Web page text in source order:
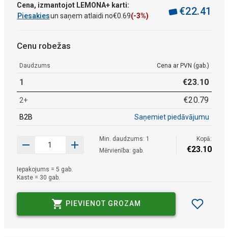
Cena, izmantojot LEMONA+ karti:
Piesakiesun saņem atlaidi no€0 69(-3%) €22.41
Cenu robežas
Daudzums Cena ar PVN (gab.)
1 €23.10
2+ €20.79
B2B Saņemiet piedāvājumu
Min. daudzums: 1
Mērvienība: gab.
Kopā:
€23.10
Iepakojums = 5 gab.
Kaste = 30 gab.
PIEVIENOT GROZAM